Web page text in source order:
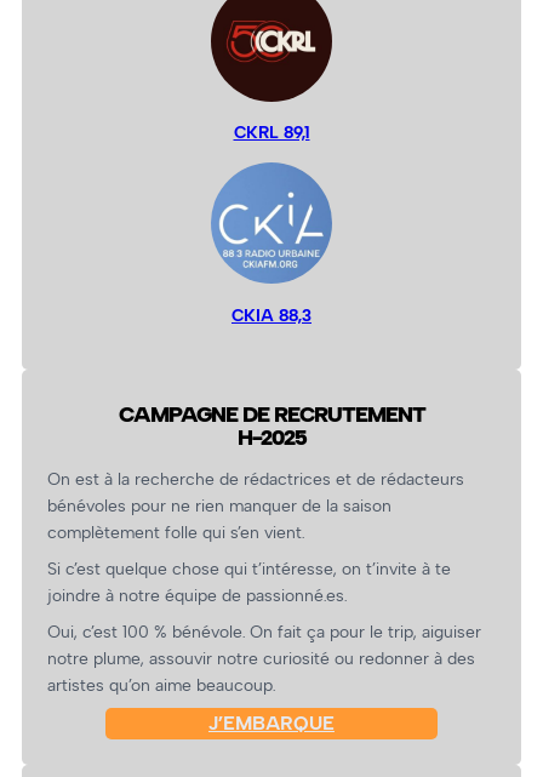
CKRL 89,1
CKIA 88,3
CAMPAGNE DE RECRUTEMENT
H-2025
On est à la recherche de rédactrices et de rédacteurs
bénévoles pour ne rien manquer de la saison
complètement folle qui s’en vient.
Si c’est quelque chose qui t’intéresse, on t’invite à te
joindre à notre équipe de passionné.es.
Oui, c’est 100 % bénévole. On fait ça pour le trip, aiguiser
notre plume, assouvir notre curiosité ou redonner à des
artistes qu’on aime beaucoup.
J’EMBARQUE